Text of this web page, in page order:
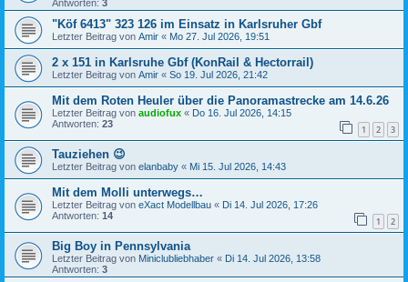
Antworten: 3
"Köf 6413" 323 126 im Einsatz in Karlsruher Gbf
Letzter Beitrag von Amir « Mo 27. Jul 2026, 19:51
2 x 151 in Karlsruhe Gbf (KonRail & Hectorrail)
Letzter Beitrag von Amir « So 19. Jul 2026, 21:42
Mit dem Roten Heuler über die Panoramastrecke am 14.6.26
Letzter Beitrag von audiofux « Do 16. Jul 2026, 14:15
Antworten: 23 1 2 3
Tauziehen 😉
Letzter Beitrag von elanbaby « Mi 15. Jul 2026, 14:43
Mit dem Molli unterwegs…
Letzter Beitrag von eXact Modellbau « Di 14. Jul 2026, 17:26
Antworten: 14 1 2
Big Boy in Pennsylvania
Letzter Beitrag von Miniclubliebhaber « Di 14. Jul 2026, 13:58
Antworten: 3